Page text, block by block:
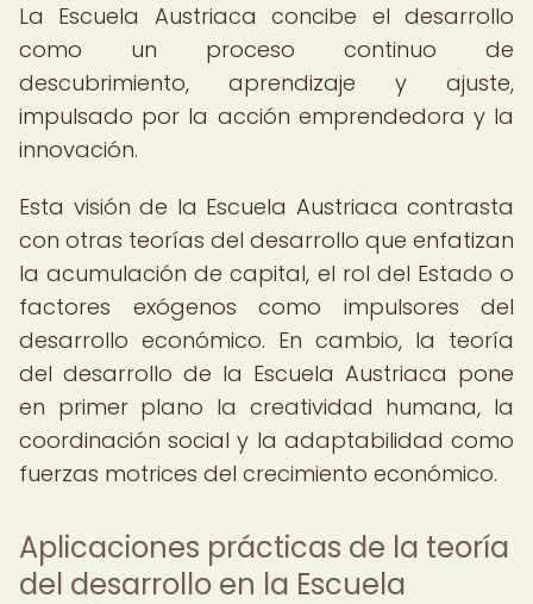
La Escuela Austriaca concibe el desarrollo
como un proceso continuo de
descubrimiento, aprendizaje y ajuste,
impulsado por la acción emprendedora y la
innovación.
Esta visión de la Escuela Austriaca contrasta
con otras teorías del desarrollo que enfatizan
la acumulación de capital, el rol del Estado o
factores exógenos como impulsores del
desarrollo económico. En cambio, la teoría
del desarrollo de la Escuela Austriaca pone
en primer plano la creatividad humana, la
coordinación social y la adaptabilidad como
fuerzas motrices del crecimiento económico.
Aplicaciones prácticas de la teoría
del desarrollo en la Escuela